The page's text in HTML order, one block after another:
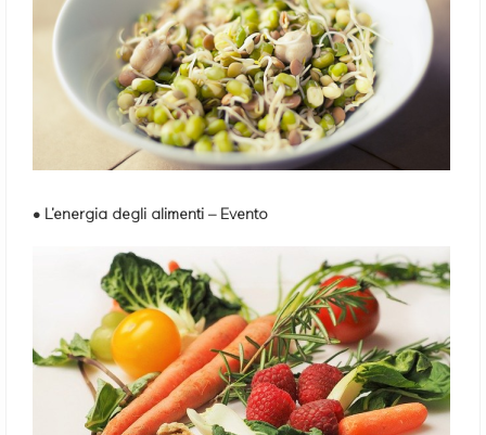
• L’energia degli alimenti – Evento